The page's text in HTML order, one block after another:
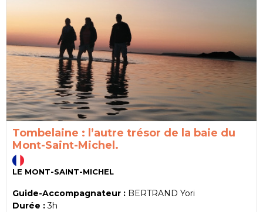
Tombelaine : l’autre trésor de la baie du
Mont-Saint-Michel.
LE MONT-SAINT-MICHEL
Guide-Accompagnateur : BERTRAND Yori
Durée : 3h